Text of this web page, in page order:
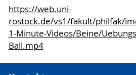
https://web.uni-
rostock.de/vs1/fakult/philfak/
1-Minute-Videos/Beine/
Ball.mp4